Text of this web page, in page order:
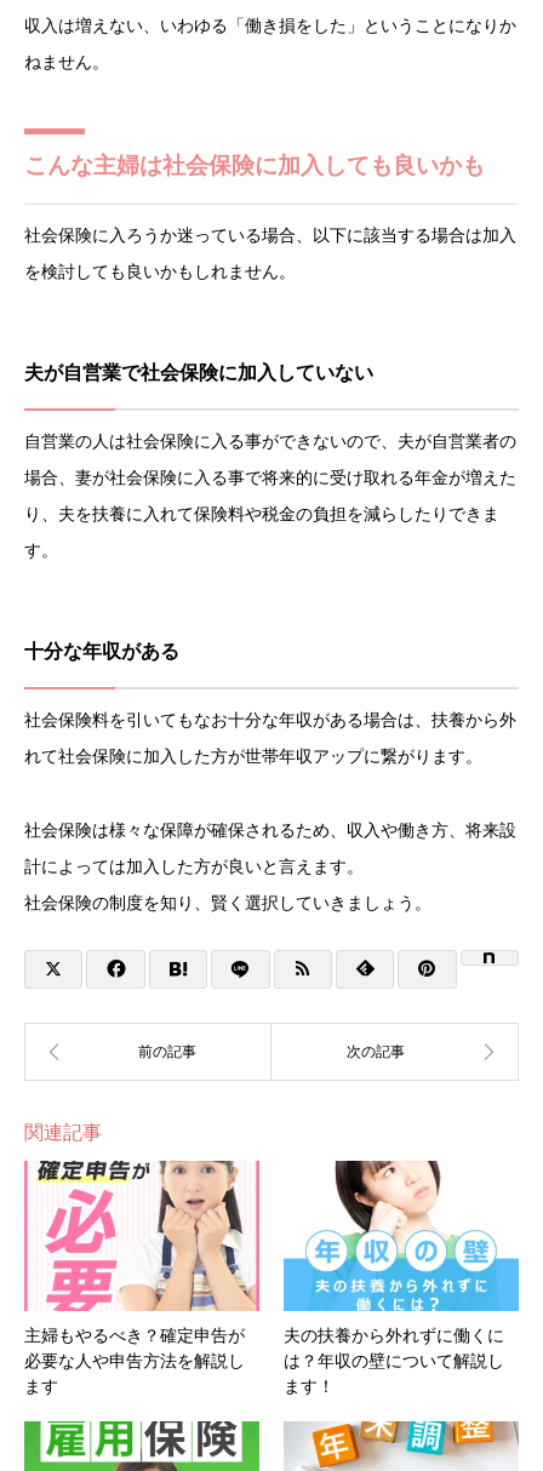
収入は増えない、いわゆる「働き損をした」ということになりか
ねません。
こんな主婦は社会保険に加入しても良いかも
社会保険に入ろうか迷っている場合、以下に該当する場合は加入
を検討しても良いかもしれません。
夫が自営業で社会保険に加入していない
自営業の人は社会保険に入る事ができないので、夫が自営業者の
場合、妻が社会保険に入る事で将来的に受け取れる年金が増えた
り、夫を扶養に入れて保険料や税金の負担を減らしたりできま
す。
十分な年収がある
社会保険料を引いてもなお十分な年収がある場合は、扶養から外
れて社会保険に加入した方が世帯年収アップに繋がります。
社会保険は様々な保障が確保されるため、収入や働き方、将来設
計によっては加入した方が良いと言えます。
社会保険の制度を知り、賢く選択していきましょう。
関連記事
主婦もやるべき？確定申告が
必要な人や申告方法を解説し
ます
夫の扶養から外れずに働くに
は？年収の壁について解説し
ます！